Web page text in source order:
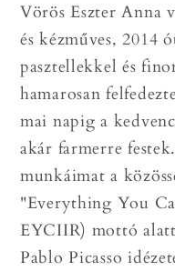
Vörös Eszter Anna
és kézműves, 2014
pasztellekkel és
hamarosan
mai napig a
akár farmerre
munkáimat a
"Everything You
EYCIIR) mottó
Pablo Picasso